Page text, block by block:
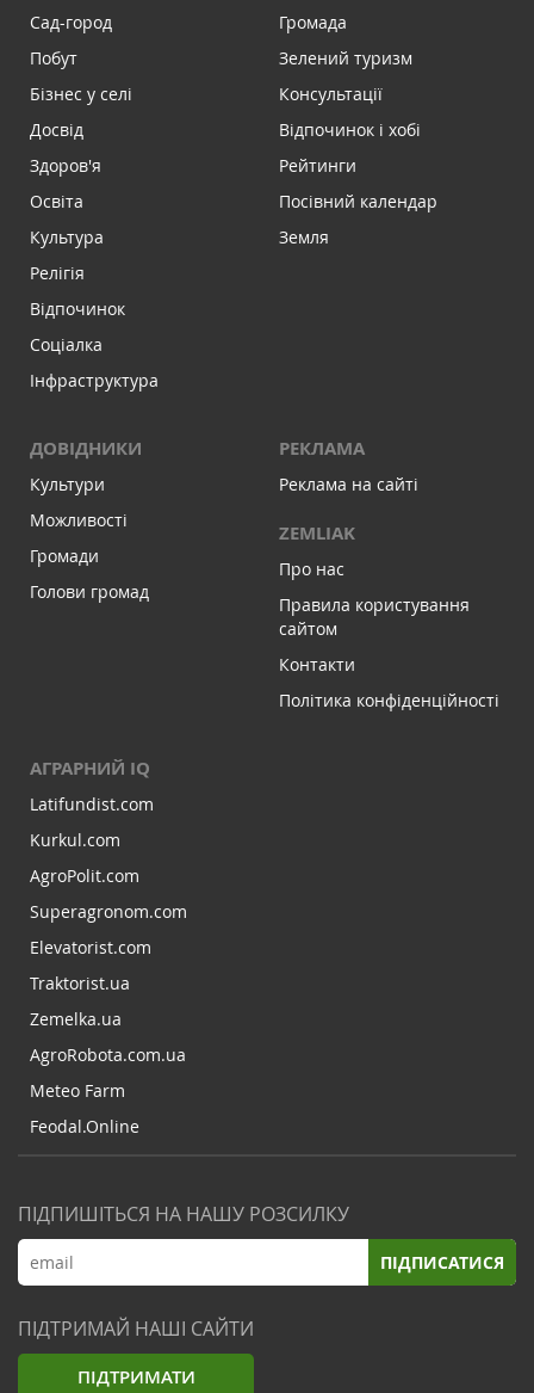
Сад-город
Побут
Бізнес у селі
Досвід
Здоров'я
Освіта
Культура
Релігія
Відпочинок
Соціалка
Інфраструктура
Громада
Зелений туризм
Консультації
Відпочинок і хобі
Рейтинги
Посівний календар
Земля
ДОВІДНИКИ
Культури
Можливості
Громади
Голови громад
РЕКЛАМА
Реклама на сайті
ZEMLIAK
Про нас
Правила користування
сайтом
Контакти
Політика конфіденційності
АГРАРНИЙ IQ
Latifundist.com
Kurkul.com
AgroPolit.com
Superagronom.com
Elevatorist.com
Traktorist.ua
Zemelka.ua
AgroRobota.com.ua
Meteo Farm
Feodal.Online
ПІДПИШІТЬСЯ НА НАШУ РОЗСИЛКУ
ПІДПИСАТИСЯ
ПІДТРИМАЙ НАШІ САЙТИ
ПІДТРИМАТИ